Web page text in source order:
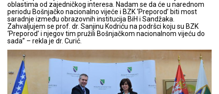
oblastima od zajedničkog interesa. Nadam se da će u narednom
periodu Bošnjačko nacionalno vijeće i BZK ‘Preporod’ biti most
saradnje između obrazovnih institucija BiH i Sandžaka.
Zahvaljujem se prof. dr. Sanjinu Kodriću na podršci koju su BZK
‘Preporod’ i njegov tim pružili Bošnjačkom nacionalnom vijeću do
sada” – rekla je dr. Curić.